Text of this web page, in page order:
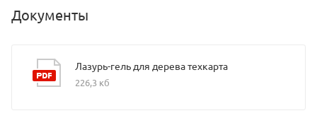
основания, способствует влагообмену. Защищает
древесину от поражение грибками и водорослями:
вымываются из покрытия при эксплуатации. В форме
геля: обладает специальной консистенцией для
равномерного нанесения материала без брызг и
Документы
Лазурь-гель для дерева техкарта
226,3 кб